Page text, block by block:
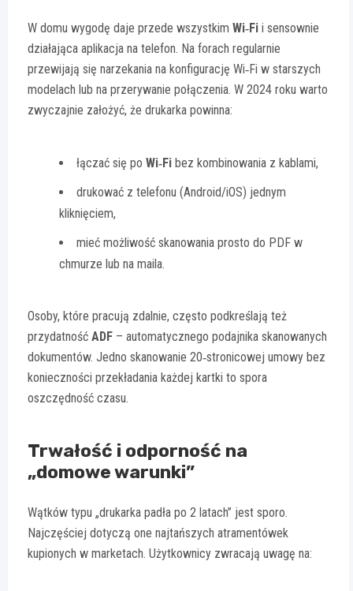
W domu wygodę daje przede wszystkim Wi‑Fi i sensownie
działająca aplikacja na telefon. Na forach regularnie
przewijają się narzekania na konfigurację Wi‑Fi w starszych
modelach lub na przerywanie połączenia. W 2024 roku warto
zwyczajnie założyć, że drukarka powinna:
łączać się po Wi‑Fi bez kombinowania z kablami,
drukować z telefonu (Android/iOS) jednym
kliknięciem,
mieć możliwość skanowania prosto do PDF w
chmurze lub na maila.
Osoby, które pracują zdalnie, często podkreślają też
przydatność ADF – automatycznego podajnika skanowanych
dokumentów. Jedno skanowanie 20‑stronicowej umowy bez
konieczności przekładania każdej kartki to spora
oszczędność czasu.
Trwałość i odporność na
„domowe warunki”
Wątków typu „drukarka padła po 2 latach” jest sporo.
Najczęściej dotyczą one najtańszych atramentówek
kupionych w marketach. Użytkownicy zwracają uwagę na: